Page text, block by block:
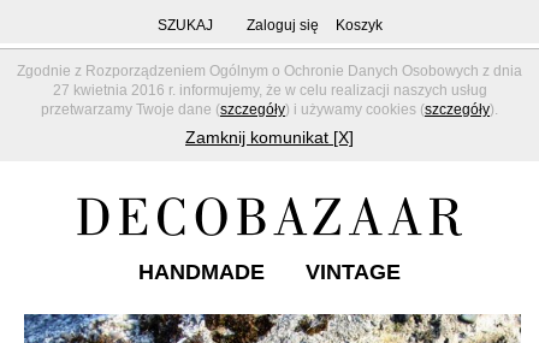
Zgodnie z Rozporządzeniem Ogólnym o Ochronie Danych Osobowych z dnia
27 kwietnia 2016 r. informujemy, że w celu realizacji naszych usług
przetwarzamy Twoje dane (szczegóły) i używamy cookies (szczegóły).
Zamknij komunikat [X]
SZUKAJ Zaloguj się Koszyk
HANDMADE VINTAGE